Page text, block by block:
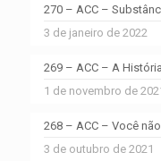
270 – ACC –
3 de janeiro de 2022
269 – ACC – A
1 de novembro de
268 – ACC – Você
3 de outubro de 2021